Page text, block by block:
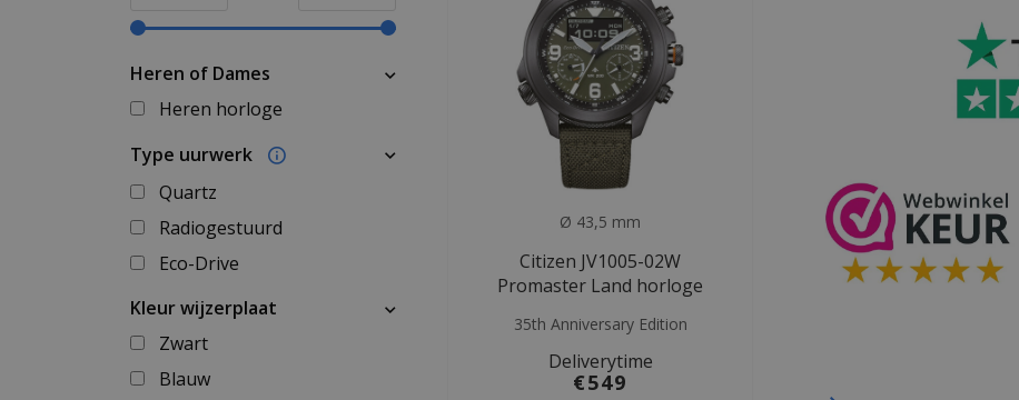
Heren of Dames
Heren horloge
Type uurwerk
Quartz
Radiogestuurd
Eco-Drive
Kleur wijzerplaat
Zwart
Blauw
Ø 43,5 mm
Citizen JV1005-02W
Promaster Land horloge
35th Anniversary Edition
Deliverytime
€549